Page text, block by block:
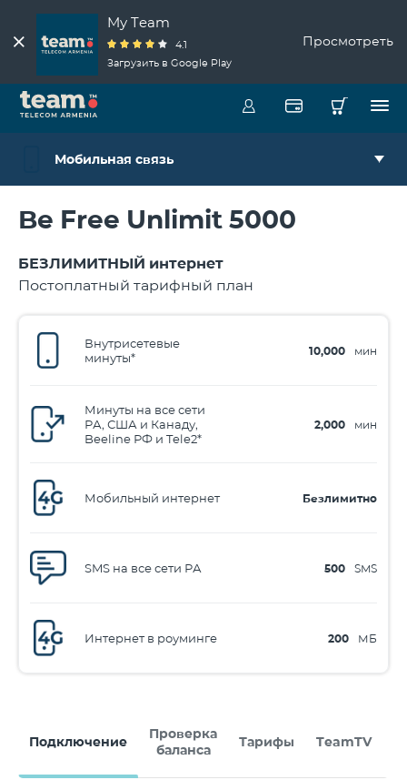
My Team
4.1
Загрузить в Google Play
Просмотреть
Мобильная связь
Be Free Unlimit 5000
БЕЗЛИМИТНЫЙ интернет
Постоплатный тарифный план
Внутрисетевые
минуты*
10,000 мин
Минуты на все сети
РА, США и Канаду,
Beeline РФ и Tele2*
2,000 мин
Мобильный интернет Безлимитно
SMS на все сети РА 500 SMS
Интернет в роуминге 200 МБ
Подключение
Проверка
баланса
Тарифы TeamTV